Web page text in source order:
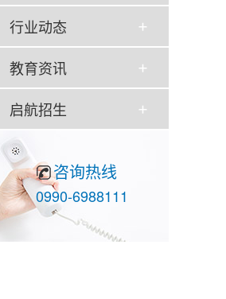
行业动态
教育资讯
启航招生
咨询热线
0990-6988111